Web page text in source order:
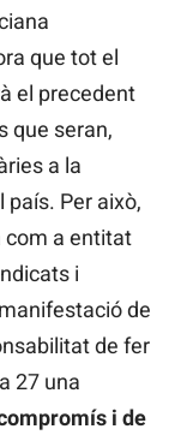
que tot el
el precedent
que seran,
a la
país. Per això,
com a entitat
i
de
de fer
27 una
i de